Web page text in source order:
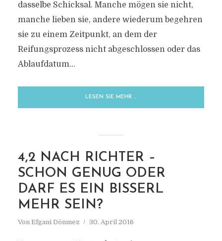
dasselbe Schicksal. Manche mögen sie nicht,
manche lieben sie, andere wiederum begehren
sie zu einem Zeitpunkt, an dem der
Reifungsprozess nicht abgeschlossen oder das
Ablaufdatum...
LESEN SIE MEHR …
4,2 NACH RICHTER –
SCHON GENUG ODER
DARF ES EIN BISSERL
MEHR SEIN?
Von Efgani Dönmez 30. April 2016